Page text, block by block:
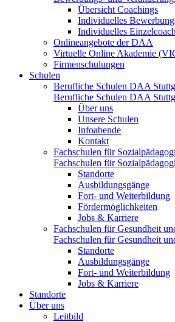
Übersicht Coachings
Individuelles
Individuelles
Onlineangebote der DAA
Virtuelle Online Akademie
Firmenschulungen
Schulen
Berufliche Schulen DAA
Berufliche Schulen DAA
Über uns
Unsere Schulen
Infoabende
Kontakt
Fachschulen für
Fachschulen für
Standorte
Ausbildungsgänge
Fort- und Weiterbildung
Fördermöglichkeiten
Jobs & Karriere
Fachschulen für Gesundheit
Fachschulen für Gesundheit
Standorte
Ausbildungsgänge
Fort- und Weiterbildung
Jobs & Karriere
Standorte
Über uns
Leitbild